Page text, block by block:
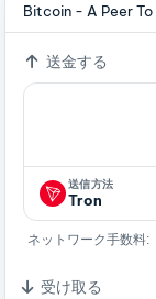
Bitcoin - A Peer
送金する
送信方法
Tron
ネットワーク手数料:
受け取る